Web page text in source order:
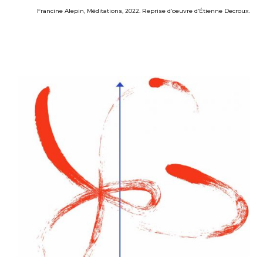
Francine Alepin, Méditations, 2022. Reprise d’oeuvre d’Étienne Decroux.